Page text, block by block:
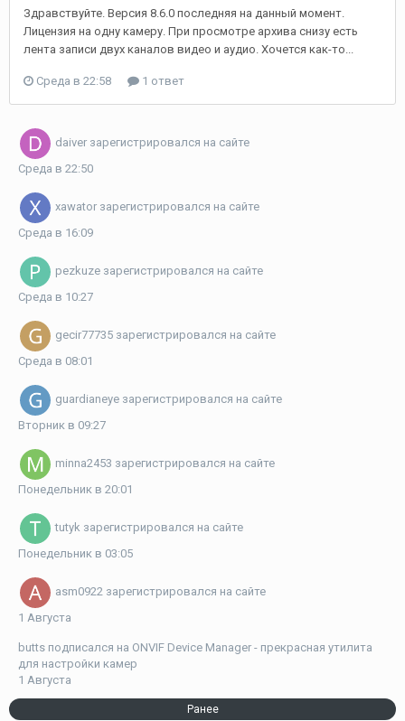
Здравствуйте. Версия 8.6.0 последняя на данный момент.
Лицензия на одну камеру. При просмотре архива снизу есть
лента записи двух каналов видео и аудио. Хочется как-то...
Среда в 22:58 1 ответ
daiver зарегистрировался на сайте
Среда в 22:50
xawator зарегистрировался на сайте
Среда в 16:09
pezkuze зарегистрировался на сайте
Среда в 10:27
gecir77735 зарегистрировался на сайте
Среда в 08:01
guardianeye зарегистрировался на сайте
Вторник в 09:27
minna2453 зарегистрировался на сайте
Понедельник в 20:01
tutyk зарегистрировался на сайте
Понедельник в 03:05
asm0922 зарегистрировался на сайте
1 Августа
butts подписался на ONVIF Device Manager - прекрасная утилита
для настройки камер
1 Августа
Ранее